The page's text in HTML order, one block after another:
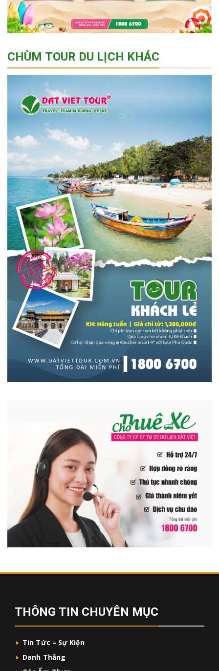
CHÙM TOUR DU LỊCH KHÁC
THÔNG TIN CHUYÊN MỤC
Tin Tức – Sự Kiện
Danh Thắng